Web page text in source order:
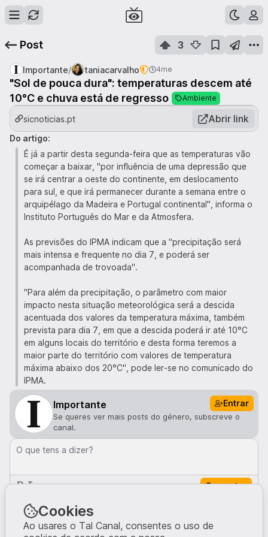
Post 3
Importante/ taniacarvalho 4me
"Sol de pouca dura": temperaturas descem até
10°C e chuva está de regresso
Ambiente
sicnoticias.pt Abrir link
Do artigo:
É já a partir desta segunda-feira que as temperaturas vão
começar a baixar, "por influência de uma depressão que
se irá centrar a oeste do continente, em deslocamento
para sul, e que irá permanecer durante a semana entre o
arquipélago da Madeira e Portugal continental", informa o
Instituto Português do Mar e da Atmosfera.
As previsões do IPMA indicam que a "precipitação será
mais intensa e frequente no dia 7, e poderá ser
acompanhada de trovoada".
"Para além da precipitação, o parâmetro com maior
impacto nesta situação meteorológica será a descida
acentuada dos valores da temperatura máxima, também
prevista para dia 7, em que a descida poderá ir até 10°C
em alguns locais do território e desta forma teremos a
maior parte do território com valores de temperatura
máxima abaixo dos 20°C", pode ler-se no comunicado do
IPMA.
Importante Entrar
Se queres ver mais posts do género, subscreve o
canal.
O que tens a dizer?
Comentar
Comentários · 0
Cookies
Ao usares o Tal Canal, consentes o uso de